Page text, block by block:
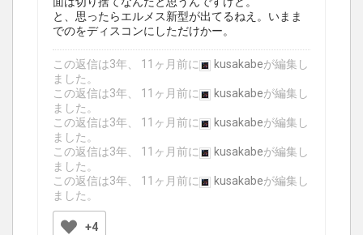
と、思ったらエルメス新型が出てるねえ。いまま
でのをディスコンにしただけかー。
この返信は3年、 11ヶ月前に kusakabeが編集し
ました。
この返信は3年、 11ヶ月前に
kusakabeが編集し
ました。
この返信は3年、 11ヶ月前に
kusakabeが編集し
ました。
この返信は3年、 11ヶ月前に
kusakabeが編集し
ました。
この返信は3年、 11ヶ月前に
kusakabeが編集し
ました。
+4